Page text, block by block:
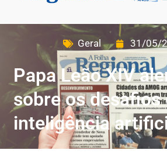
Geral 31/05/
Papa Leão XIV
sobre os desafios
inteligência